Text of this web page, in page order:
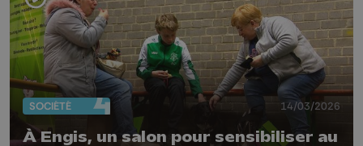
SOCIÉTÉ 14/03/2026
À Engis, un salon pour sensibiliser au